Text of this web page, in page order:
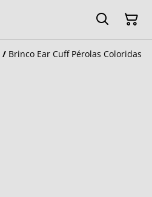
/ Brinco Ear Cuff Pérolas Coloridas